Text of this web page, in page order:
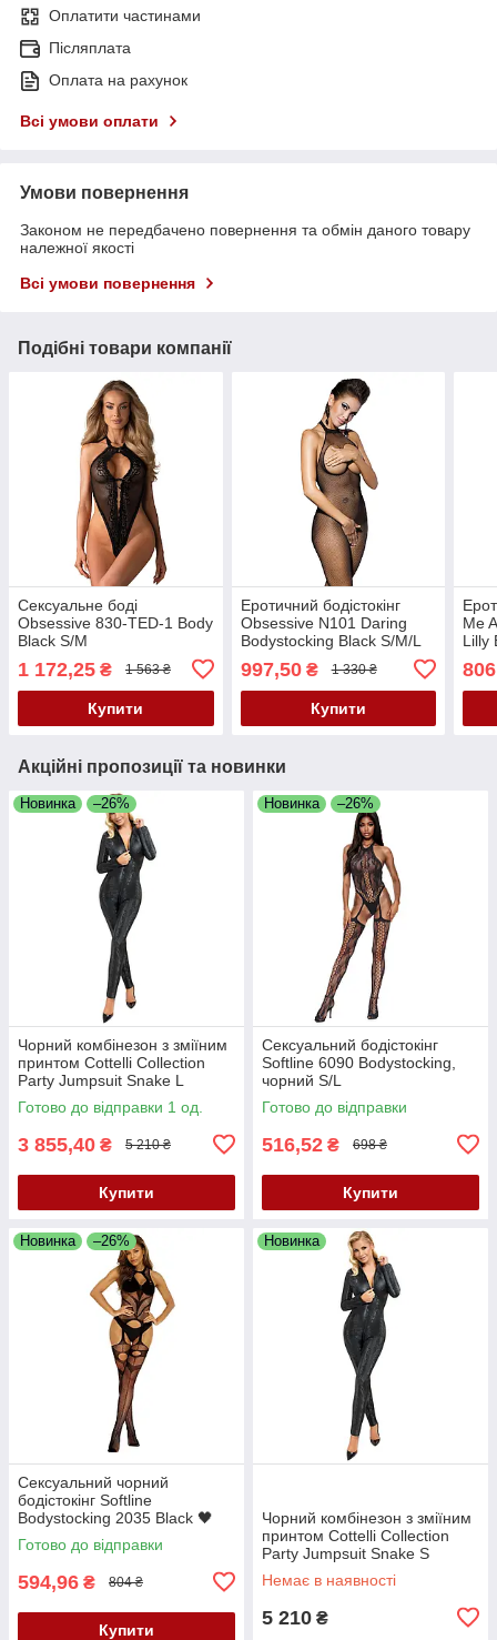
Оплатити частинами
Післяплата
Оплата на рахунок
Всі умови оплати
Умови повернення
Законом не передбачено повернення та обмін даного товару
належної якості
Всі умови повернення
Подібні товари компанії
Сексуальне боді
Obsessive 830-TED-1 Body
Black S/M
1 172,25 ₴ 1 563 ₴
Купити
Еротичний бодістокінг
Obsessive N101 Daring
Bodystocking Black S/M/L
997,50₴ 1 330 ₴
Купити
Me
Lilly
Акційні пропозиції та новинки
Новинка –26%
Чорний комбінезон з зміїним
принтом Cottelli Collection
Party Jumpsuit Snake L
Готово до відправки 1 од.
3 855,40 ₴ 5 210 ₴
Купити
Новинка –26%
Сексуальний бодістокінг
Softline 6090 Bodystocking,
чорний S/L
Готово до відправки
516,52 ₴ 698 ₴
Купити
Новинка –26%
Сексуальний чорний
бодістокінг Softline
Bodystocking 2035 Black 🖤
One Size
Готово до відправки
594,96 ₴ 804 ₴
Купити
Новинка
Чорний комбінезон з зміїним
принтом Cottelli Collection
Party Jumpsuit Snake S
Немає в наявності
5 210 ₴